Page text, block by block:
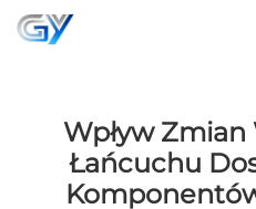
Wpływ
Łańcuchu